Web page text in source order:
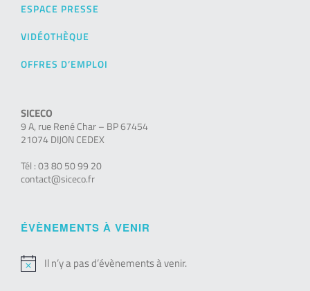
ESPACE PRESSE
VIDÉOTHÈQUE
OFFRES D’EMPLOI
SICECO
9 A, rue René Char – BP 67454
21074 DIJON CEDEX
Tél : 03 80 50 99 20
contact@siceco.fr
ÉVÈNEMENTS À VENIR
Notice
Il n’y a pas d’évènements à venir.